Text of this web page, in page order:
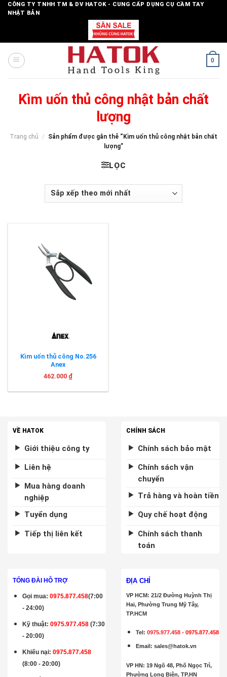
SkipCÔNG TY TNHH TM & DV HATOK - CUNG CẤP DỤNG CỤ CẦM TAY
NHẬT BẢN
0
Kìm uốn thủ công nhật bản chất
lượng
Trang chủ /
Sản phẩm được gắn thẻ “Kìm uốn thủ công nhật bản chất
lượng”
LỌC
Kìm uốn thủ công No.256
Anex
462.000 ₫
VỀ HATOK
Giới thiệu công ty
Liên hệ
Mua hàng doanh
nghiệp
Tuyển dụng
Tiếp thị liên kết
CHÍNH SÁCH
Chính sách bảo mật
Chính sách vận
chuyển
Trả hàng và hoàn tiền
Quy chế hoạt động
Chính sách thanh
toán
TỔNG ĐÀI HỖ TRỢ
Gọi mua:0975.877.458(7:00
- 24:00)
Kỹ thuật:0975.977.458 (7:30
- 20:00)
Khiếu nại: 0975.877.458
(8:00 - 20:00)
ĐỊA CHỈ
VP HCM: 21/2 Đường Huỳnh Thị
Hai, Phường Trung Mỹ Tây,
TP.HCM
Tel:0975.977.458 -0975.877.458
Email :sales@hatok.vn
VP HN: 19 Ngõ 48, Phố Ngọc Trì,
Phường Long Biên, TP.HN